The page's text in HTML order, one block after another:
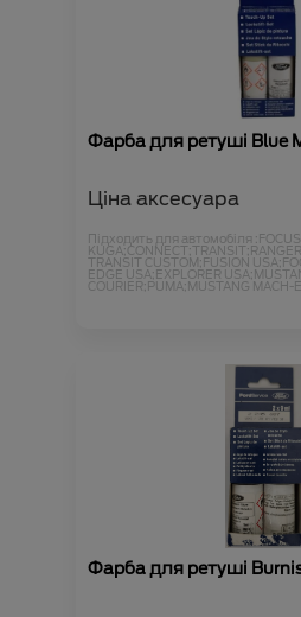
Фарба для ретуші Blue
Ціна аксесуара
Підходить для автомобіля :
KUGA;CONNECT;TRANSIT;
TRANSIT CUSTOM;FUSION USA;
EDGE USA;EXPLORER USA;
COURIER;PUMA;MUSTANG MACH-
Фарба для ретуші